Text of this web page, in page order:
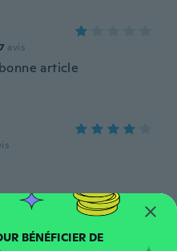
7 avis
article
2 avis